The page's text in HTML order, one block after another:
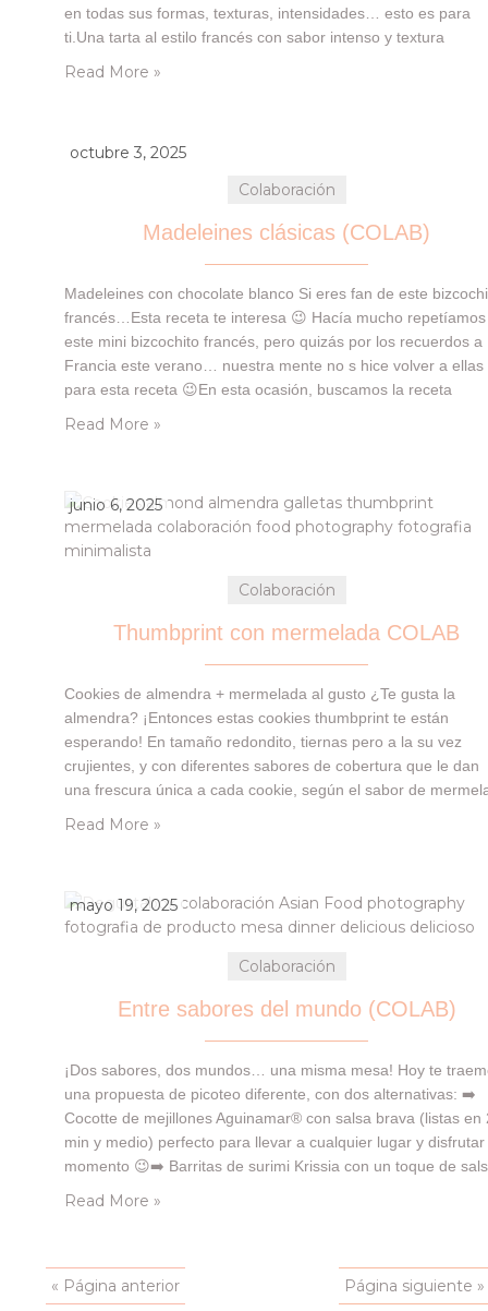
en todas sus formas, texturas, intensidades… esto es para
ti.Una tarta al estilo francés con sabor intenso y textura
Read More »
octubre 3, 2025
Colaboración
Madeleines clásicas (COLAB)
Madeleines con chocolate blanco Si eres fan de este
francés…Esta receta te interesa 😉 Hacía mucho repetíamos
este mini bizcochito francés, pero quizás por los recuerdos a
Francia este verano… nuestra mente no s hice volver a ellas
para esta receta 😉En esta ocasión, buscamos la receta
Read More »
junio 6, 2025
Colaboración
Thumbprint con mermelada COLAB
Cookies de almendra + mermelada al gusto ¿Te gusta la
almendra? ¡Entonces estas cookies thumbprint te están
esperando! En tamaño redondito, tiernas pero a la su vez
crujientes, y con diferentes sabores de cobertura que le dan
una frescura única a cada cookie, según el sabor de
Read More »
mayo 19, 2025
Colaboración
Entre sabores del mundo (COLAB)
¡Dos sabores, dos mundos… una misma mesa! Hoy te
una propuesta de picoteo diferente, con dos alternativas: ➡️
Cocotte de mejillones Aguinamar® con salsa brava (listas en
min y medio) perfecto para llevar a cualquier lugar y disfrutar
momento 😉➡️ Barritas de surimi Krissia con un toque de
Read More »
Página siguiente »
« Página anterior